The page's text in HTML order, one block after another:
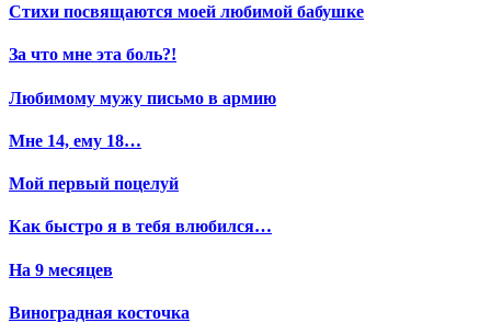
Стихи посвящаются моей любимой бабушке
За что мне эта боль?!
Любимому мужу письмо в армию
Мне 14, ему 18…
Мой первый поцелуй
Как быстро я в тебя влюбился…
На 9 месяцев
Виноградная косточка